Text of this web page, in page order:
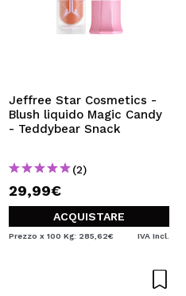
Jeffree Star Cosmetics -
Blush liquido Magic Candy
- Teddybear Snack
(2)
29,99€
ACQUISTARE
Prezzo x 100 Kg: 285,62€ IVA Incl.